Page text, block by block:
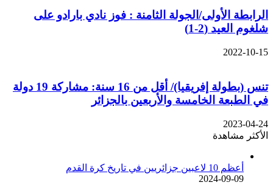
الرابطة الأولى/الجولة الثامنة : فوز نادي بارادو على
شلغوم العيد (2-1)
2022-10-15
تنس (بطولة إفريقيا)/ أقل من 16 سنة: مشاركة 19 دولة
في الطبعة الخامسة والأربعين بالجزائر
2023-04-24
الأكثر مشاهدة
أعظم 10 لاعبين جزائريين في تاريخ كرة القدم
2024-09-09